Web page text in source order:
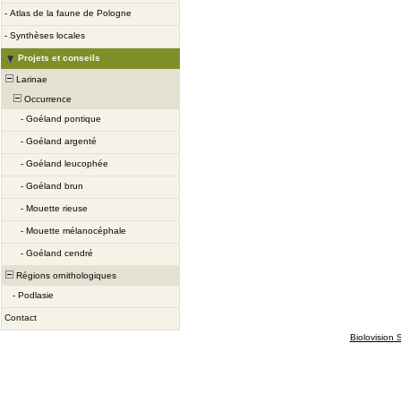
- Atlas de la faune de Pologne
- Synthèses locales
Projets et conseils
Larinae
Occurrence
- Goéland pontique
- Goéland argenté
- Goéland leucophée
- Goéland brun
- Mouette rieuse
- Mouette mélanocéphale
- Goéland cendré
Régions ornithologiques
- Podlasie
Contact
Biolovision